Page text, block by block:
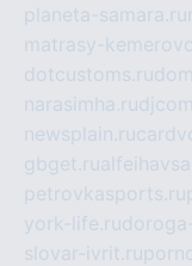
planeta-samara.ru
matrasy-
dotcustoms.ru
narasimha.ru
newsplain.ru
gbget.ru
petrovkasports.ru
york-life.ru
slovar-ivrit.ru